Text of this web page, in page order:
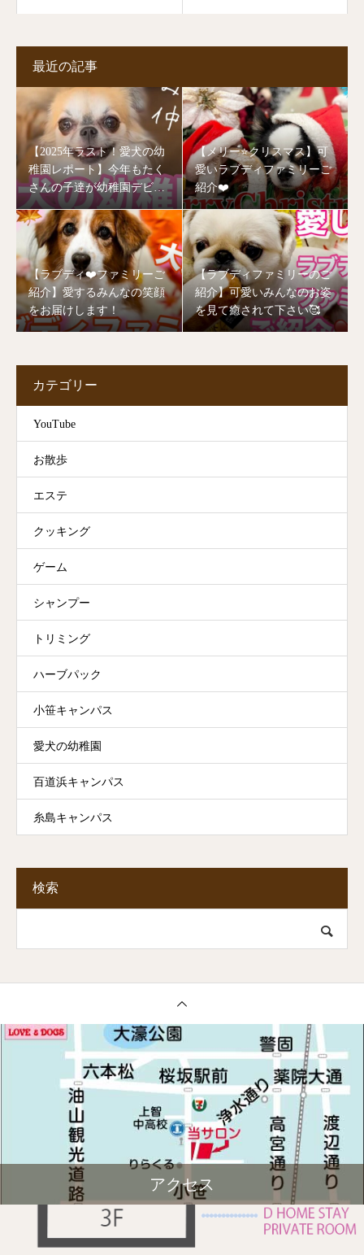
最近の記事
【2025年ラスト！愛犬の幼
稚園レポート】今年もたく
さんの子達が幼稚園デビュ
ーしました🥰
【メリー⭐️クリスマス】可
愛いラブディファミリーご
紹介❤️
【ラブディ❤️ファミリーご
紹介】愛するみんなの笑顔
をお届けします！
【ラブディファミリーのご
紹介】可愛いみんなのお姿
を見て癒されて下さい🥰
カテゴリー
YouTube
お散歩
エステ
クッキング
ゲーム
シャンプー
トリミング
ハーブパック
小笹キャンパス
愛犬の幼稚園
百道浜キャンパス
糸島キャンパス
検索
アクセス